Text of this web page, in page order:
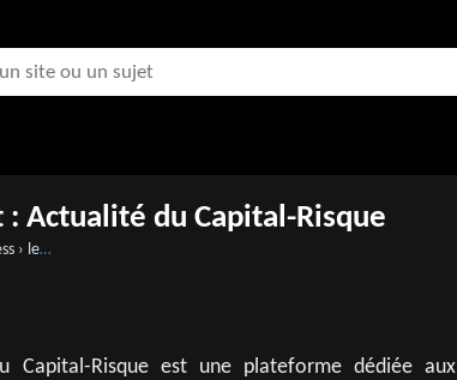
Actualité du Capital-Risque
› actualites
Risque est une plateforme dédiée aux